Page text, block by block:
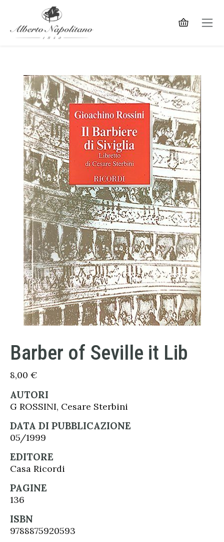
Barber of Seville it Lib
8,00 €
AUTORI
G ROSSINI, Cesare Sterbini
DATA DI PUBBLICAZIONE
05/1999
EDITORE
Casa Ricordi
PAGINE
136
ISBN
9788875920593